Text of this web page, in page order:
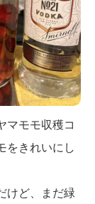
マモモ収穫コ
をきれいにし
けど、まだ緑